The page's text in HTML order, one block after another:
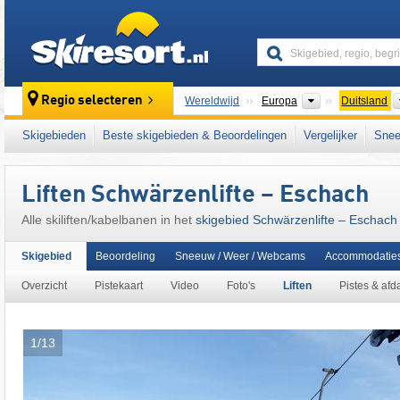
Regio selecteren Wereldwijd Europa Continenten
Duitsland
Dit skigebied ligt ook in: Beierse
Skigebieden Beste skigebieden & Beoordelingen Vergelijker
Liften Schwärzenlifte – Eschach
Alle skiliften/kabelbanen in het skigebied Schwärzenlifte – Eschach
Skigebied
Overzicht Pistekaart Video Foto's Liften Pistes &
Beoordeling Sneeuw / Weer / Webcams
1/13